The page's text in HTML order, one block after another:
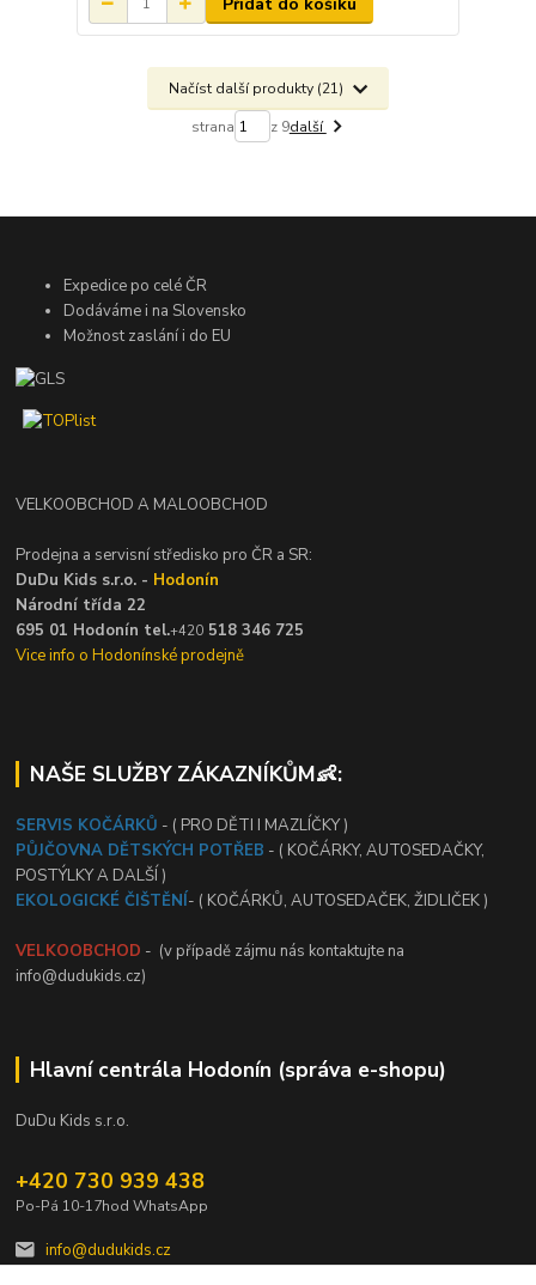
Načíst další produkty (21)
strana z 9další
Expedice po celé ČR
Dodáváme i na Slovensko
Možnost zaslání i do EU
VELKOOBCHOD A MALOOBCHOD
Prodejna a servisní středisko pro ČR a SR:
DuDu Kids s.r.o. - Hodonín
Národní třída 22
695 01 Hodonín tel.+420 518 346 725
Vice info o Hodonínské prodejně
NAŠE SLUŽBY ZÁKAZNÍKŮM👶:
SERVIS KOČÁRKŮ - ( PRO DĚTI I MAZLÍČKY )
PŮJČOVNA DĚTSKÝCH POTŘEB - ( KOČÁRKY, AUTOSEDAČKY,
POSTÝLKY A DALŠÍ )
EKOLOGICKÉ ČIŠTĚNÍ- ( KOČÁRKŮ, AUTOSEDAČEK, ŽIDLIČEK )
VELKOOBCHOD - (v případě zájmu nás kontaktujte na
info@dudukids.cz)
Hlavní centrála Hodonín (správa e-shopu)
DuDu Kids s.r.o.
+420 730 939 438
Po-Pá 10-17hod WhatsApp
info@dudukids.cz